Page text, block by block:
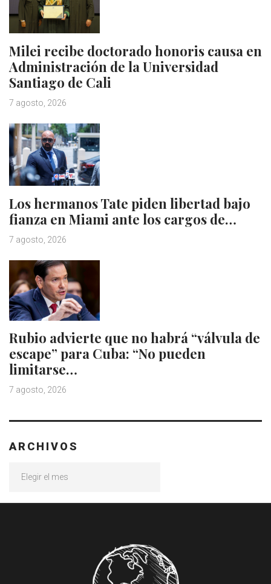
Milei recibe doctorado honoris causa en
Administración de la Universidad
Santiago de Cali
7 agosto, 2026
Los hermanos Tate piden libertad bajo
fianza en Miami ante los cargos de…
7 agosto, 2026
Rubio advierte que no habrá “válvula de
escape” para Cuba: “No pueden
limitarse…
7 agosto, 2026
ARCHIVOS